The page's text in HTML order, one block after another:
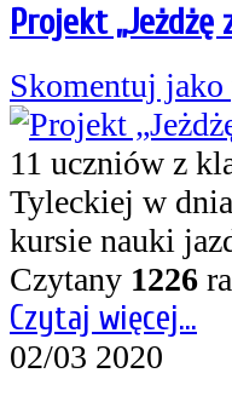
Projekt „Jeżdżę
Skomentuj
11 uczniów z
Tyleckiej w
kursie nauki
Czytany 1226
Czytaj więcej...
02/03 2020